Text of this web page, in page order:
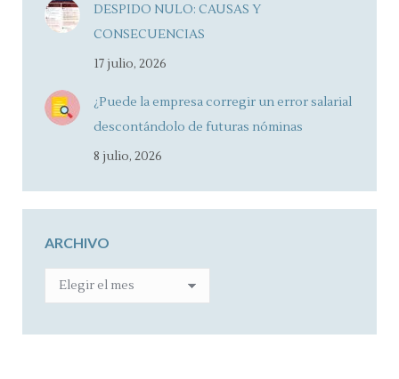
DESPIDO NULO: CAUSAS Y
CONSECUENCIAS
17 julio, 2026
¿Puede la empresa corregir un error salarial
descontándolo de futuras nóminas
8 julio, 2026
ARCHIVO
ARCHIVO